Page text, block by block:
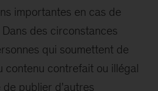
importantes en cas de
des circonstances
qui soumettent de
contenu contrefait ou illégal
publier d'autres